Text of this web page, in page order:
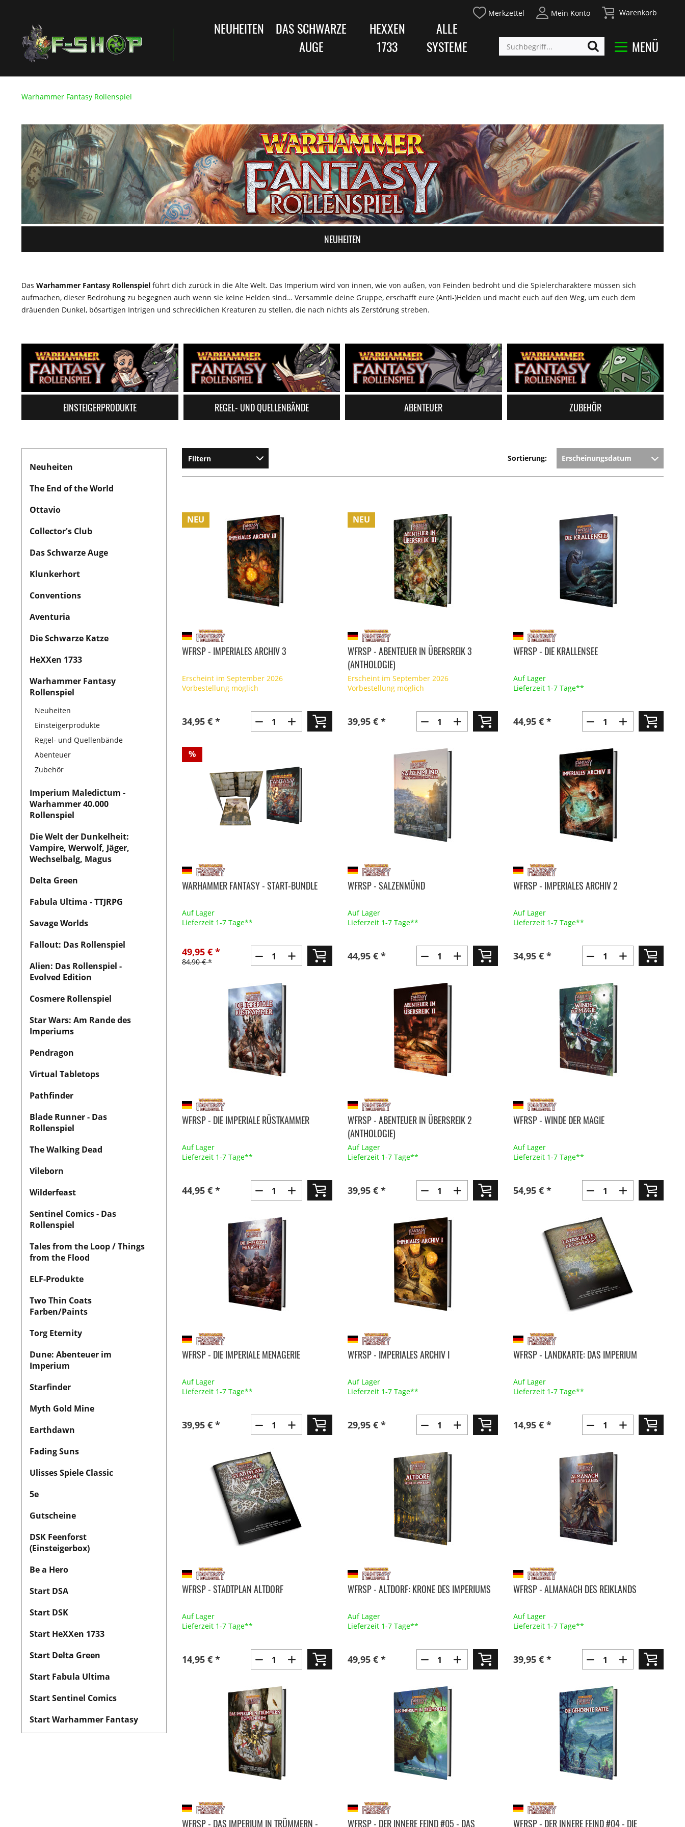
Merkzettel Mein Konto Warenkorb
MENÜ
NEUHEITEN
DAS SCHWARZE
AUGE
HEXXEN
1733
ALLE
SYSTEME
Warhammer Fantasy Rollenspiel
NEUHEITEN
Das Warhammer Fantasy Rollenspiel führt dich zurück in die Alte Welt. Das Imperium wird von innen, wie von außen, von Feinden bedroht und die Spielercharaktere müssen sich
aufmachen, dieser Bedrohung zu begegnen auch wenn sie keine Helden sind… Versammle deine Gruppe, erschafft eure (Anti-)Helden und macht euch auf den Weg, um euch dem
dräuenden Dunkel, bösartigen Intrigen und schrecklichen Kreaturen zu stellen, die nach nichts als Zerstörung streben.
EINSTEIGERPRODUKTE REGEL- UND QUELLENBÄNDE ABENTEUER ZUBEHÖR
Neuheiten
The End of the World
Ottavio
Collector's Club
Das Schwarze Auge
Klunkerhort
Conventions
Aventuria
Die Schwarze Katze
HeXXen 1733
Warhammer Fantasy
Rollenspiel
Neuheiten
Einsteigerprodukte
Regel- und Quellenbände
Abenteuer
Zubehör
Imperium Maledictum -
Warhammer 40.000
Rollenspiel
Die Welt der Dunkelheit:
Vampire, Werwolf, Jäger,
Wechselbalg, Magus
Delta Green
Fabula Ultima - TTJRPG
Savage Worlds
Fallout: Das Rollenspiel
Alien: Das Rollenspiel -
Evolved Edition
Cosmere Rollenspiel
Star Wars: Am Rande des
Imperiums
Pendragon
Virtual Tabletops
Pathfinder
Blade Runner - Das
Rollenspiel
The Walking Dead
Vileborn
Wilderfeast
Sentinel Comics - Das
Rollenspiel
Tales from the Loop / Things
from the Flood
ELF-Produkte
Two Thin Coats
Farben/Paints
Torg Eternity
Dune: Abenteuer im
Imperium
Starfinder
Myth Gold Mine
Earthdawn
Fading Suns
Ulisses Spiele Classic
5e
Gutscheine
DSK Feenforst
(Einsteigerbox)
Be a Hero
Start DSA
Start DSK
Start HeXXen 1733
Start Delta Green
Start Fabula Ultima
Start Sentinel Comics
Start Warhammer Fantasy
Filtern Sortierung:
NEU
WFRSP - IMPERIALES ARCHIV 3
Erscheint im September 2026
Vorbestellung möglich
34,95 € *
NEU
WFRSP - ABENTEUER IN ÜBERSREIK 3
(ANTHOLOGIE)
Erscheint im September 2026
Vorbestellung möglich
39,95 € *
WFRSP - DIE KRALLENSEE
Auf Lager
Lieferzeit 1-7 Tage**
44,95 € *
%
WARHAMMER FANTASY - START-BUNDLE
Auf Lager
Lieferzeit 1-7 Tage**
84,90 € *
49,95 € *
WFRSP - SALZENMÜND
Auf Lager
Lieferzeit 1-7 Tage**
44,95 € *
WFRSP - IMPERIALES ARCHIV 2
Auf Lager
Lieferzeit 1-7 Tage**
34,95 € *
WFRSP - DIE IMPERIALE RÜSTKAMMER
Auf Lager
Lieferzeit 1-7 Tage**
44,95 € *
WFRSP - ABENTEUER IN ÜBERSREIK 2
(ANTHOLOGIE)
Auf Lager
Lieferzeit 1-7 Tage**
39,95 € *
WFRSP - WINDE DER MAGIE
Auf Lager
Lieferzeit 1-7 Tage**
54,95 € *
WFRSP - DIE IMPERIALE MENAGERIE
Auf Lager
Lieferzeit 1-7 Tage**
39,95 € *
WFRSP - IMPERIALES ARCHIV I
Auf Lager
Lieferzeit 1-7 Tage**
29,95 € *
WFRSP - LANDKARTE: DAS IMPERIUM
Auf Lager
Lieferzeit 1-7 Tage**
14,95 € *
WFRSP - STADTPLAN ALTDORF
Auf Lager
Lieferzeit 1-7 Tage**
14,95 € *
WFRSP - ALTDORF: KRONE DES IMPERIUMS
Auf Lager
Lieferzeit 1-7 Tage**
49,95 € *
WFRSP - ALMANACH DES REIKLANDS
Auf Lager
Lieferzeit 1-7 Tage**
39,95 € *
WFRSP - DAS IMPERIUM IN TRÜMMERN - WFRSP - DER INNERE FEIND #05 - DAS WFRSP - DER INNERE FEIND #04 - DIE